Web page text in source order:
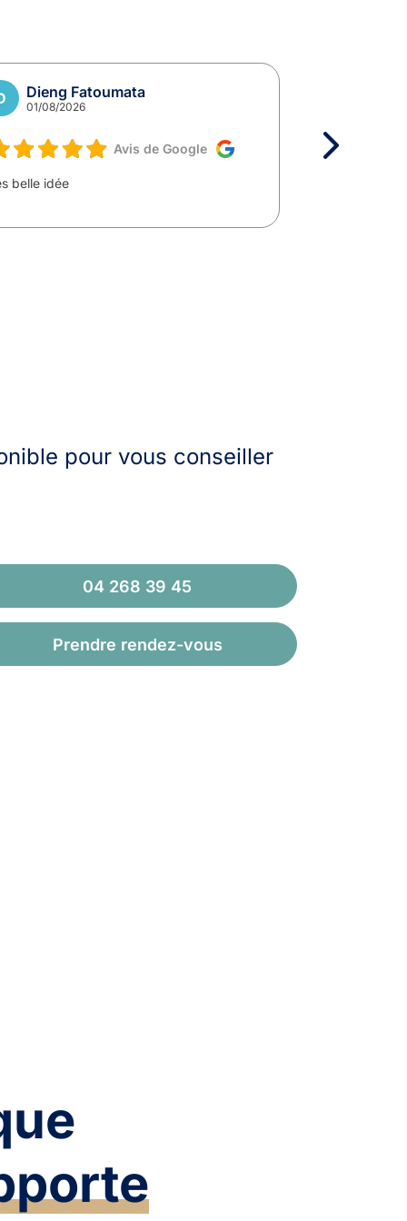
Dieng Fatoumata
01/08/2026
Avis de Google
belle idée
pour vous conseiller
04 268 39 45
Prendre rendez-vous